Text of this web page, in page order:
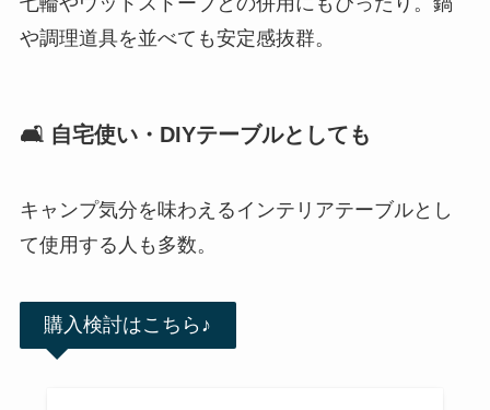
や調理道具を並べても安定感抜群。
🛋 自宅使い・DIYテーブルとしても
キャンプ気分を味わえるインテリアテーブルとし
て使用する人も多数。
購入検討はこちら♪